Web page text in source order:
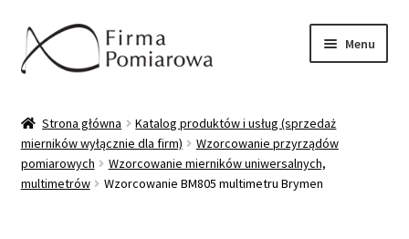
Przejdź
do
nawigacji
Przejdź
do
treści
Menu
Katalog produktów/usług
Wzorcowanie mierników
Strona główna
Katalog produktów i usług (sprzedaż
mierników wyłącznie dla firm)
Wzorcowanie przyrządów
pomiarowych
Wzorcowanie mierników uniwersalnych,
multimetrów
Wzorcowanie BM805 multimetru Brymen